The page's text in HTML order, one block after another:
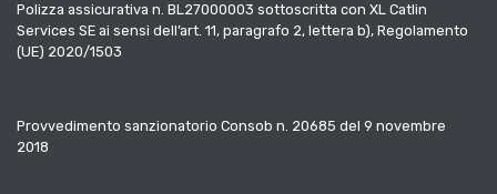
Polizza assicurativa n. BL27000003 sottoscritta con XL Catlin
Services SE ai sensi dell’art. 11, paragrafo 2, lettera b), Regolamento
(UE) 2020/1503
Provvedimento sanzionatorio Consob n. 20685 del 9 novembre
2018